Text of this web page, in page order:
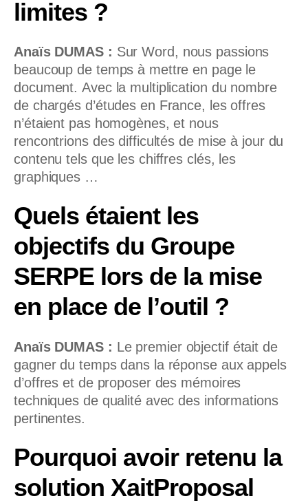
limites ?
Anaïs DUMAS : Sur Word, nous passions
beaucoup de temps à mettre en page le
document. Avec la multiplication du nombre
de chargés d’études en France, les offres
n’étaient pas homogènes, et nous
rencontrions des difficultés de mise à jour du
contenu tels que les chiffres clés, les
graphiques …
Quels étaient les
objectifs du Groupe
SERPE lors de la mise
en place de l’outil ?
Anaïs DUMAS : Le premier objectif était de
gagner du temps dans la réponse aux appels
d’offres et de proposer des mémoires
techniques de qualité avec des informations
pertinentes.
Pourquoi avoir retenu la
solution XaitProposal